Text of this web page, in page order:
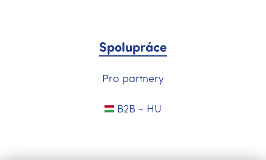
Spolupráce
Pro partnery
B2B - HU